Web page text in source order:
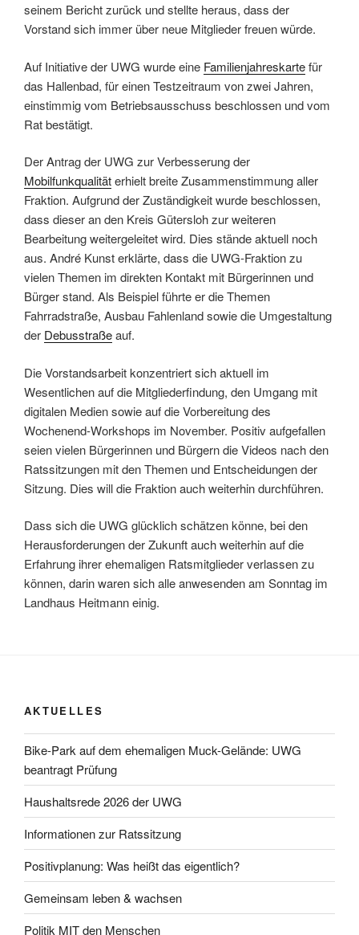
seinem Bericht zurück und stellte heraus, dass der
Vorstand sich immer über neue Mitglieder freuen würde.
Auf Initiative der UWG wurde eine Familienjahreskartefür
das Hallenbad, für einen Testzeitraum von zwei Jahren,
einstimmig vom Betriebsausschuss beschlossen und vom
Rat bestätigt.
Der Antrag der UWG zur Verbesserung der
Mobilfunkqualitäterhielt breite Zusammenstimmung aller
Fraktion. Aufgrund der Zuständigkeit wurde beschlossen,
dass dieser an den Kreis Gütersloh zur weiteren
Bearbeitung weitergeleitet wird. Dies stände aktuell noch
aus. André Kunst erklärte, dass die UWG-Fraktion zu
vielen Themen im direkten Kontakt mit Bürgerinnen und
Bürger stand. Als Beispiel führte er die Themen
Fahrradstraße, Ausbau Fahlenland sowie die Umgestaltung
der Debusstraßeauf.
Die Vorstandsarbeit konzentriert sich aktuell im
Wesentlichen auf die Mitgliederfindung, den Umgang mit
digitalen Medien sowie auf die Vorbereitung des
Wochenend-Workshops im November. Positiv aufgefallen
seien vielen Bürgerinnen und Bürgern die Videos nach den
Ratssitzungen mit den Themen und Entscheidungen der
Sitzung. Dies will die Fraktion auch weiterhin durchführen.
Dass sich die UWG glücklich schätzen könne, bei den
Herausforderungen der Zukunft auch weiterhin auf die
Erfahrung ihrer ehemaligen Ratsmitglieder verlassen zu
können, darin waren sich alle anwesenden am Sonntag im
Landhaus Heitmann einig.
AKTUELLES
Bike-Park auf dem ehemaligen Muck-Gelände: UWG
beantragt Prüfung
Haushaltsrede 2026 der UWG
Informationen zur Ratssitzung
Positivplanung: Was heißt das eigentlich?
Gemeinsam leben & wachsen
Politik MIT den Menschen